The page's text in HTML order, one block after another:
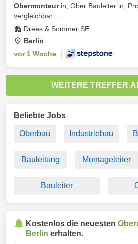
Obermonteur:in, Ober Bauleiter:in,
vergleichbar ...
Drees & Sommer SE
Berlin
vor 1 Woche
WEITERE TREFFER
Beliebte Jobs
Oberbau Industriebau
Bauleitung Montageleiter
Bauleiter
Kostenlos die neuesten
Berlin erhalten.